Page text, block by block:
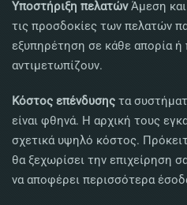
Υποστήριξη πελατώνΆμεση και
τις προσδοκίες των πελατών
εξυπηρέτηση σε κάθε απορία
αντιμετωπίζουν.
Κόστος επένδυσης τα
είναι φθηνά. Η αρχική τους
σχετικά υψηλό κόστος.
θα ξεχωρίσει την επιχείρηση
να αποφέρει περισσότερα